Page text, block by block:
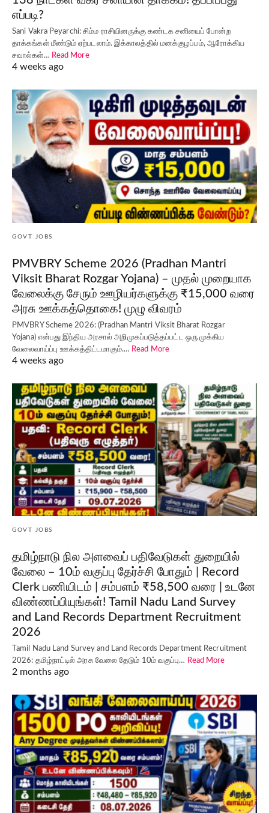
எப்படி?
Sani Vakra Peyarchi: சிம்ம ராசியினருக்கு கண்டக சனியைப் போன்ற
தாக்கங்கள் மீண்டும் ஏற்படலாம். இக்காலத்தில் மனக்குழப்பம், ஆரோக்கிய
சவால்கள்… Read More
4 weeks ago
GOVT JOBS
PMVBRY Scheme 2026 (Pradhan Mantri
Viksit Bharat Rozgar Yojana) – முதல் முறையாக
வேலைக்கு சேரும் ஊழியர்களுக்கு ₹15,000 வரை
அரசு ஊக்கத்தொகை! முழு விவரம்
PMVBRY Scheme 2026: (Pradhan Mantri Viksit Bharat Rozgar
Yojana) என்பது இந்திய அரசால் அறிமுகப்படுத்தப்பட்ட ஒரு முக்கிய
வேலைவாய்ப்பு ஊக்கத்திட்டமாகும்.… Read More
4 weeks ago
GOVT JOBS
தமிழ்நாடு நில அளவைப் பதிவேடுகள் துறையில்
வேலை – 10ம் வகுப்பு தேர்ச்சி போதும் | Record
Clerk பணியிடம் | சம்பளம் ₹58,500 வரை | உடனே
விண்ணப்பியுங்கள்! Tamil Nadu Land Survey
and Land Records Department Recruitment
2026
Tamil Nadu Land Survey and Land Records Department Recruitment
2026: தமிழ்நாட்டில் அரசு வேலை தேடும் 10ம் வகுப்பு… Read More
2 months ago